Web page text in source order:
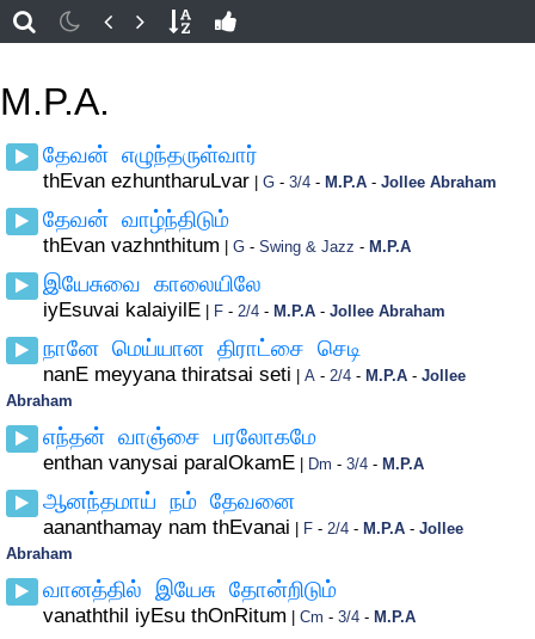
M.P.A.
தேவன் எழுந்தருள்வார்
thEvan ezhuntharuLvar G - 3/4 - M.P.A - Jollee Abraham
தேவன் வாழ்ந்திடும்
thEvan vazhnthitum G - Swing & Jazz - M.P.A
இயேசுவை காலையிலே
iyEsuvai kalaiyilE F - 2/4 - M.P.A - Jollee Abraham
நானே மெய்யான திராட்சை செடி
nanE meyyana thiratsai seti A - 2/4 - M.P.A - Jollee
Abraham
எந்தன் வாஞ்சை பரலோகமே
enthan vanysai paralOkamE Dm - 3/4 - M.P.A
ஆனந்தமாய் நம் தேவனை
aananthamay nam thEvanai F - 2/4 - M.P.A - Jollee
Abraham
வானத்தில் இயேசு தோன்றிடும்
vanaththil iyEsu thOnRitum Cm - 3/4 - M.P.A